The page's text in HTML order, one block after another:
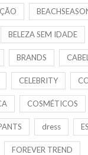
BELEZA SEM IDADE
BRANDS
CELEBRITY
COSMÉTICOS
dress
FOREVER TREND